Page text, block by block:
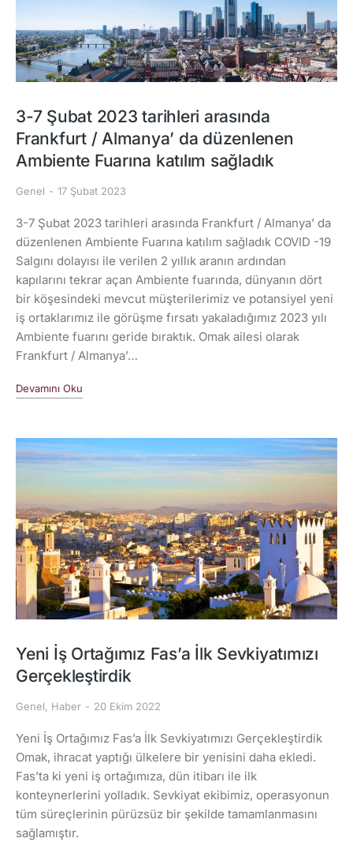
3-7 Şubat 2023 tarihleri arasında
Frankfurt / Almanya’ da düzenlenen
Ambiente Fuarına katılım sağladık
Genel 17 Şubat 2023
3-7 Şubat 2023 tarihleri arasında Frankfurt / Almanya’ da
düzenlenen Ambiente Fuarına katılım sağladık COVID -19
Salgını dolayısı ile verilen 2 yıllık aranın ardından
kapılarını tekrar açan Ambiente fuarında, dünyanın dört
bir köşesindeki mevcut müşterilerimiz ve potansiyel yeni
iş ortaklarımız ile görüşme fırsatı yakaladığımız 2023 yılı
Ambiente fuarını geride bıraktık. Omak ailesi olarak
Frankfurt / Almanya’…
Devamını Oku
Yeni İş Ortağımız Fas’a İlk Sevkiyatımızı
Gerçekleştirdik
Genel, Haber 20 Ekim 2022
Yeni İş Ortağımız Fas’a İlk Sevkiyatımızı Gerçekleştirdik
Omak, ihracat yaptığı ülkelere bir yenisini daha ekledi.
Fas’ta ki yeni iş ortağımıza, dün itibarı ile ilk
konteynerlerini yolladık. Sevkiyat ekibimiz, operasyonun
tüm süreçlerinin pürüzsüz bir şekilde tamamlanmasını
sağlamıştır.